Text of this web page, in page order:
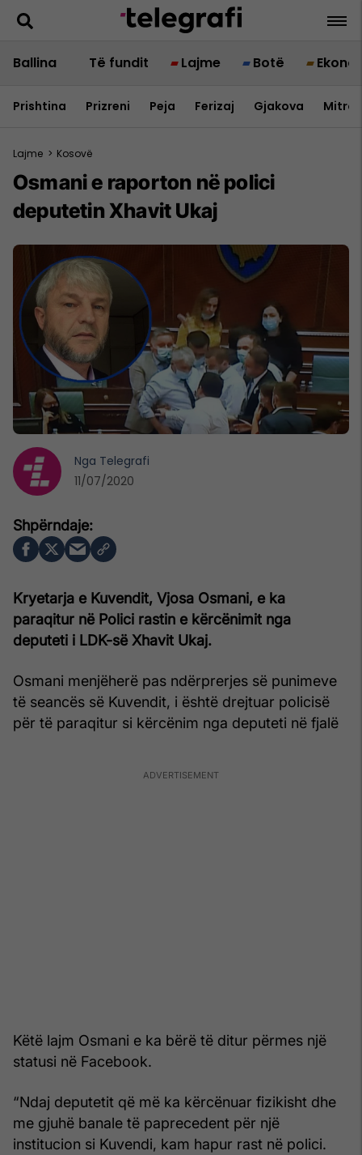
Ballina Të fundit Lajme Botë
Prishtina Prizreni Peja Ferizaj Gjakova
Lajme > Kosovë
​Osmani e raporton në polici
deputetin Xhavit Ukaj
Kryetarja e Kuvendit, Vjosa Osmani, e ka
paraqitur në Polici rastin e kërcënimit nga
deputeti i LDK-së Xhavit Ukaj.
Osmani menjëherë pas ndërprerjes së punimeve
të seancës së Kuvendit, i është drejtuar policisë
për të paraqitur si kërcënim nga deputeti në fjalë
Këtë lajm Osmani e ka bërë të ditur përmes një
statusi në Facebook.
“Ndaj deputetit që më ka kërcënuar fizikisht dhe
me gjuhë banale të paprecedent për një
institucion si Kuvendi, kam hapur rast në polici.
Nga Telegrafi
11/07/2020